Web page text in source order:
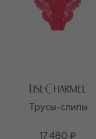
Трусы-слипы
17 480 ₽